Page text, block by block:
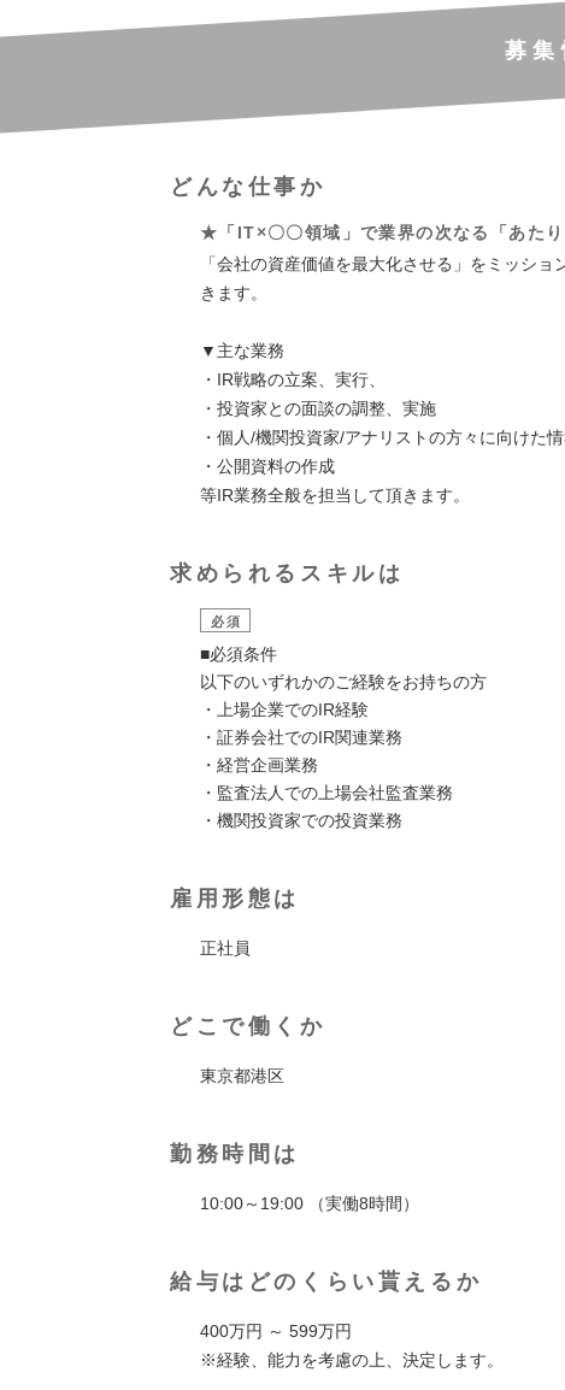
募集
どんな仕事か
★「IT×〇〇領域」で業界の次なる「あたり
「会社の資産価値を最大化させる」をミッシ
きます。
▼主な業務
・IR戦略の立案、実行、
・投資家との面談の調整、実施
・個人/機関投資家/アナリストの方々に向けた
・公開資料の作成
等IR業務全般を担当して頂きます。
求められるスキルは
必須
■必須条件
以下のいずれかのご経験をお持ちの方
・上場企業でのIR経験
・証券会社でのIR関連業務
・経営企画業務
・監査法人での上場会社監査業務
・機関投資家での投資業務
雇用形態は
正社員
どこで働くか
東京都港区
勤務時間は
10:00～19:00 （実働8時間）
給与はどのくらい貰えるか
400万円 ～ 599万円
※経験、能力を考慮の上、決定します。